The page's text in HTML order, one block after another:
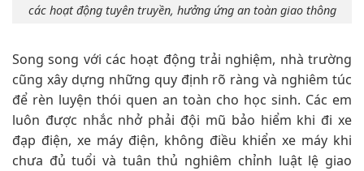
các hoạt động tuyên truyền, hưởng ứng an toàn giao thông
Song song với các hoạt động trải nghiệm, nhà trường
cũng xây dựng những quy định rõ ràng và nghiêm túc
để rèn luyện thói quen an toàn cho học sinh. Các em
luôn được nhắc nhở phải đội mũ bảo hiểm khi đi xe
đạp điện, xe máy điện, không điều khiển xe máy khi
chưa đủ tuổi và tuân thủ nghiêm chỉnh luật lệ giao